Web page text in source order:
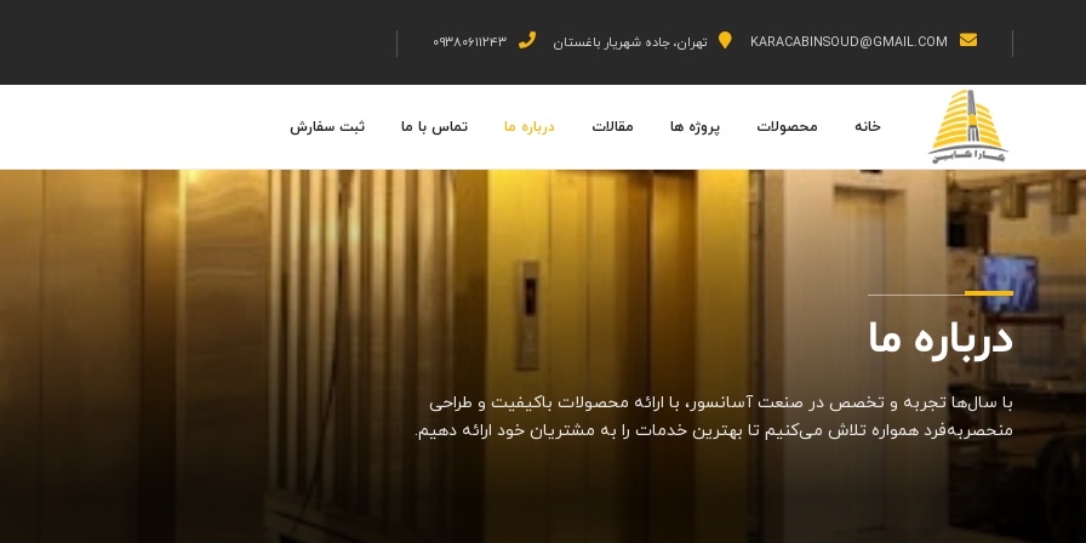
KARACABINSOUD@GMAIL.COM تهران، جاده شهریار باغستان ۰۹۳۸۰۶۱۱۲۴۳
خانه محصولات پروژه ها مقالات درباره ما تماس با ما ثبت سفارش
درباره ما
با سال‌ها تجربه و تخصص در صنعت آسانسور، با ارائه محصولات باکیفیت و طراحی
منحصربه‌فرد همواره تلاش می‌کنیم تا بهترین خدمات را به مشتریان خود ارائه دهیم.